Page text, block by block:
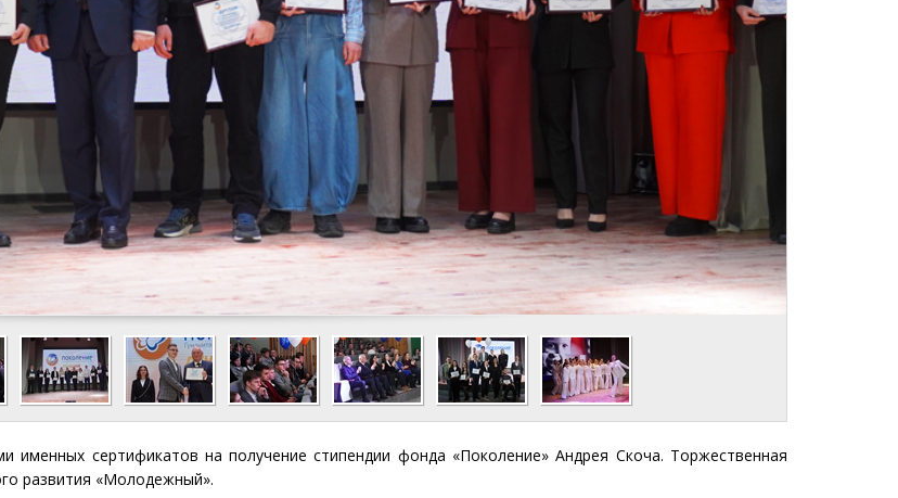
сертификатов на получение стипендии фонда «Поколение» Андрея Скоча. Торжественная
развития «Молодежный».